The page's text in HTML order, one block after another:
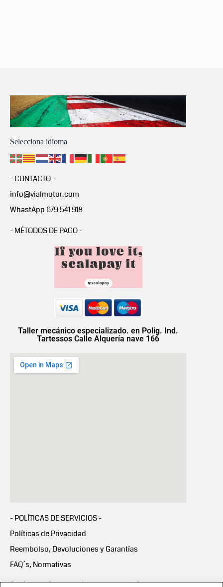
Selecciona idioma
- CONTACTO -
info@vialmotor.com
WhastApp 679 541 918
- MÉTODOS DE PAGO -
Taller mecánico especializado. en Polig. Ind.
Tartessos Calle Alquería nave 166
- POLÍTICAS DE SERVICIOS -
Políticas de Privacidad
Reembolso, Devoluciones y Garantías
FAQ´s, Normativas
Scalapay:Compra ahora y paga en 3 cuotas